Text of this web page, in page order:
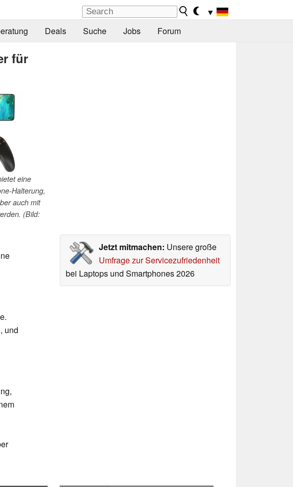
▼
Deals Suche Jobs Forum
für
eine
Halterung,
auch mit
(Bild:
Jetzt mitmachen: Unsere große
Umfrage zur Servicezufriedenheit
bei Laptops und Smartphones 2026
und